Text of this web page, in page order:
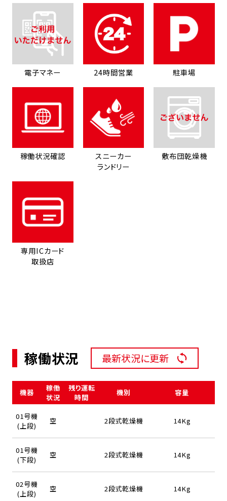
電子マネー 24時間営業 駐車場
稼働状況確認
スニーカー
ランドリー
敷布団乾燥機
専用ICカード
取扱店
稼働状況 最新状況に更新
機器
稼働
状況
残り運転
時間
機別 容量
01号機
(上段)
空 2段式乾燥機 14Kg
01号機
(下段)
空 2段式乾燥機 14Kg
02号機
(上段)
空 2段式乾燥機 14Kg